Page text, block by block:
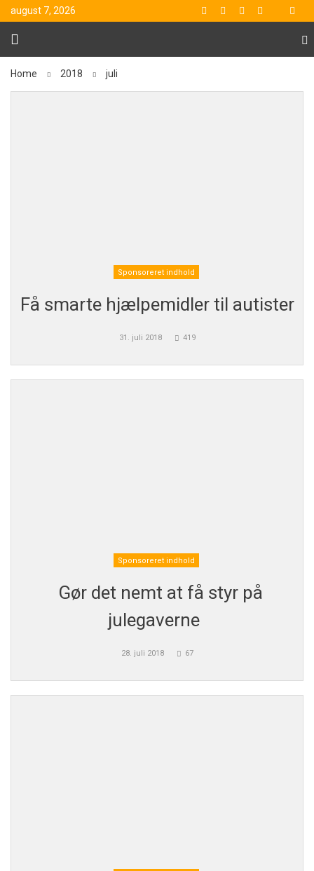
august 7, 2026
Home 2018 juli
Sponsoreret indhold
Få smarte hjælpemidler til autister
31. juli 2018 419
Sponsoreret indhold
Gør det nemt at få styr på
julegaverne
28. juli 2018 67